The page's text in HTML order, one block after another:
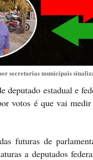
secretarias municipais
estadual e
votos é que vai
futuras de
a deputados